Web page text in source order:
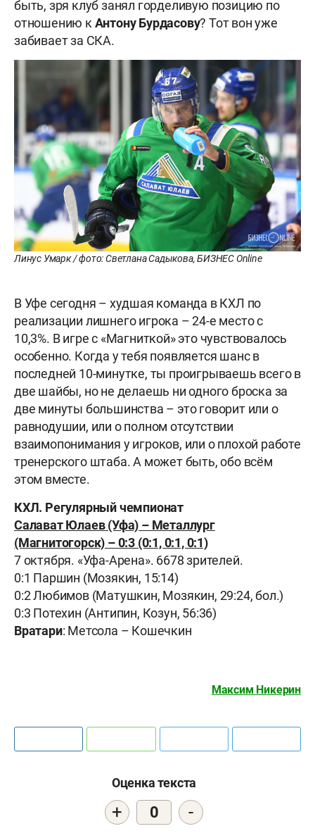
быть, зря клуб занял горделивую позицию по
отношению к Антону Бурдасову? Тот вон уже
забивает за СКА.
Линус Умарк / фото: Светлана Садыкова, БИЗНЕС Online
В Уфе сегодня – худшая команда в КХЛ по
реализации лишнего игрока – 24-е место с
10,3%. В игре с «Магниткой» это чувствовалось
особенно. Когда у тебя появляется шанс в
последней 10-минутке, ты проигрываешь всего в
две шайбы, но не делаешь ни одного броска за
две минуты большинства – это говорит или о
равнодушии, или о полном отсутствии
взаимопонимания у игроков, или о плохой работе
тренерского штаба. А может быть, обо всём
этом вместе.
КХЛ. Регулярный чемпионат
Салават Юлаев (Уфа) – Металлург
(Магнитогорск) – 0:3 (0:1, 0:1, 0:1)
7 октября. «Уфа-Арена». 6678 зрителей.
0:1 Паршин (Мозякин, 15:14)
0:2 Любимов (Матушкин, Мозякин, 29:24, бол.)
0:3 Потехин (Антипин, Козун, 56:36)
Вратари: Метсола – Кошечкин
Максим Никерин
Оценка текста
+ 0 -